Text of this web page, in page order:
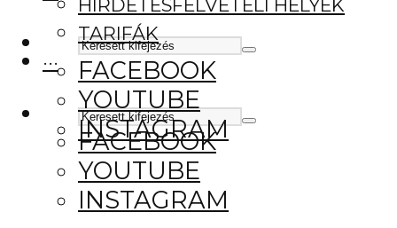
FACEBOOK
YOUTUBE
INSTAGRAM
HIRDETÉSFELVÉTELI HELYEK
TARIFÁK
···
FACEBOOK
YOUTUBE
INSTAGRAM